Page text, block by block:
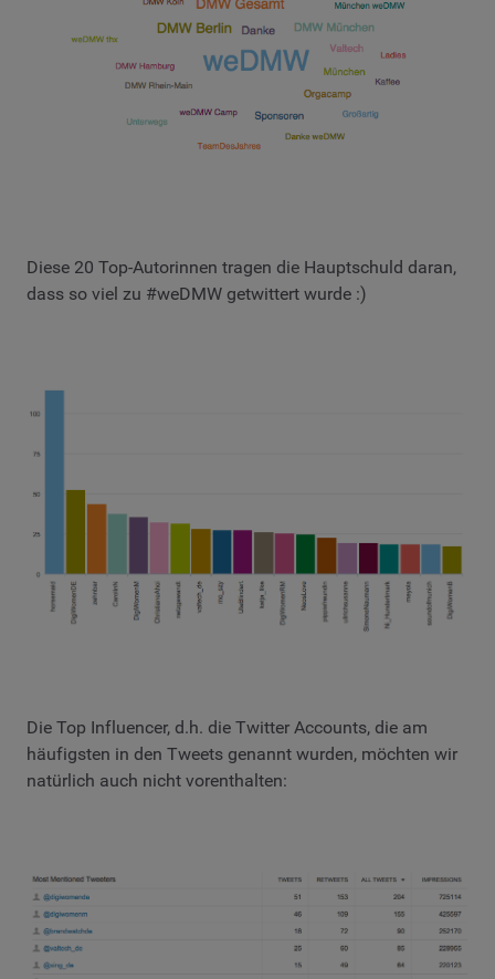
Diese 20 Top-Autorinnen tragen die Hauptschuld daran,
dass so viel zu #weDMW getwittert wurde :)
Die Top Influencer, d.h. die Twitter Accounts, die am
häufigsten in den Tweets genannt wurden, möchten wir
natürlich auch nicht vorenthalten: